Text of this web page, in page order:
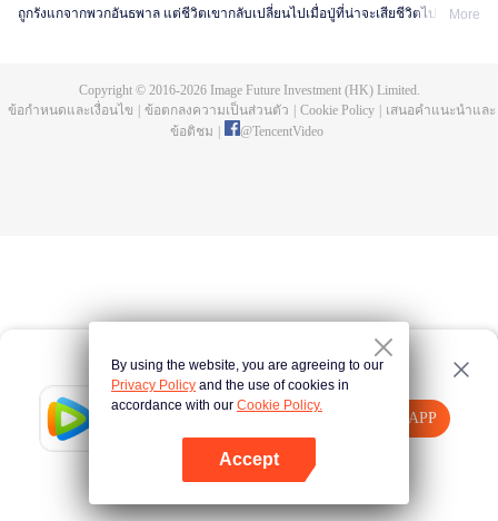
Tencent Video
เปิด APP
คลิกที่นี่ ลองใหม่อีกครั้ง
ถูกรังแกจากพวกอันธพาล แต่ชีวิตเขากลับเปลี่ยนไปเมื่อปู่ที่น่าจะเสียชีวิตไปแล้วส่ง
More
Copyright © 2016-2026Image Future Investment (HK) Limited.
ข้อกำหนดและเงื่อนไข
ข้อตกลงความเป็นส่วนตัว Cookie Policy
เสนอคำแนะนำและ
ข้อติชม
@TencentVideo
By using the website, you are agreeing to our
Privacy Policy and the use of cookies in
accordance with our Cookie Policy.
Accept